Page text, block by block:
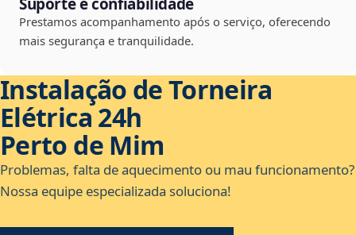
Suporte e confiabilidade
Prestamos acompanhamento após o serviço, oferecendo
mais segurança e tranquilidade.
Instalação de Torneira
Elétrica 24h
Perto de Mim
Problemas, falta de aquecimento ou mau funcionamento?
Nossa equipe especializada soluciona!